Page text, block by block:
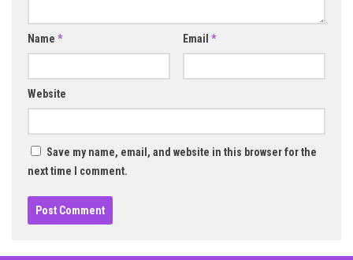
Name * Email *
Website
Save my name, email, and website in this browser for the
next time I comment.